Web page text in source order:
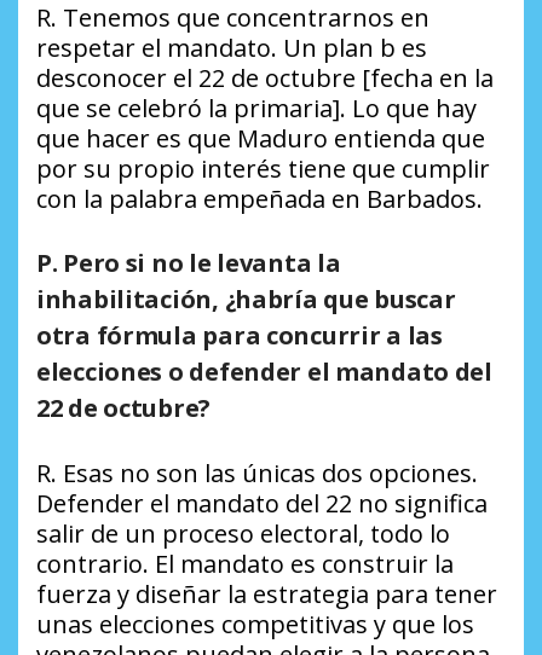
R. Tenemos que concentrarnos en
respetar el mandato. Un plan b es
desconocer el 22 de octubre [fecha en la
que se celebró la primaria]. Lo que hay
que hacer es que Maduro entienda que
por su propio interés tiene que cumplir
con la palabra empeñada en Barbados.
P. Pero si no le levanta la
inhabilitación, ¿habría que buscar
otra fórmula para concurrir a las
elecciones o defender el mandato del
22 de octubre?
R. Esas no son las únicas dos opciones.
Defender el mandato del 22 no significa
salir de un proceso electoral, todo lo
contrario. El mandato es construir la
fuerza y diseñar la estrategia para tener
unas elecciones competitivas y que los